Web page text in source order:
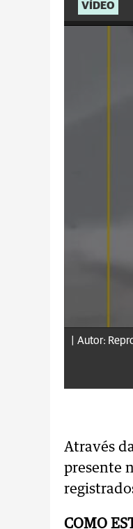
VÍDEO
Autor:
Através
presente
COMO